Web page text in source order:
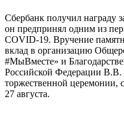
Сбербанк получил награду
он предпринял одним из
COVID-19. Вручение
вклад в организацию
#МыВместе» и
Российской Федерации В.В.
торжественной церемонии,
27 августа.